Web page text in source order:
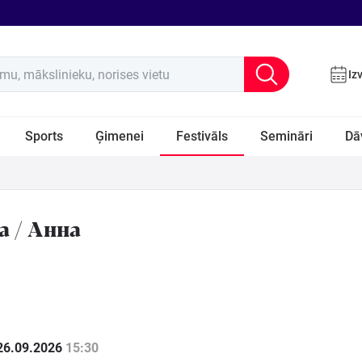
mākslinieku, norises vietu
Sports Ģimenei Festivāls Semināri
/ Анна
15:30